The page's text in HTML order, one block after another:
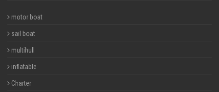
motor boat
sail boat
multihull
inflatable
Charter